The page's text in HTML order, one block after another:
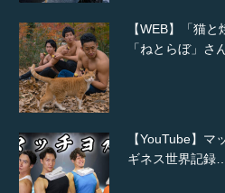
【WEB】「猫
「ねとらぼ」さ
【YouTube】
ギネス世界記録